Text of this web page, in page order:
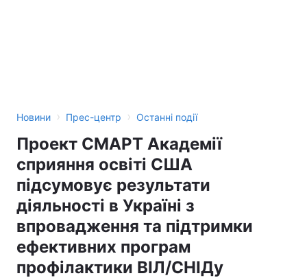
Новини › Прес-центр › Останні події
Проект СМАРТ Академії
сприяння освіті США
підсумовує результати
діяльності в Україні з
впровадження та підтримки
ефективних програм
профілактики ВІЛ/СНІДу